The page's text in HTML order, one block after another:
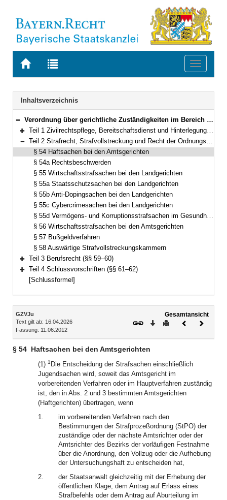
Zur
BAYERN.RECHT
Zur
letzten
Suche
Toggle
Navigation
Inhaltsverzeichnis
Bereich reduzieren
Verordnung über gerichtliche Zuständigkeiten im Bereich des Staatsministeriums der Justiz (Gerichtliche Zuständigkeitsverordnung Justiz – GZVJu) Vom 11. Juni 2012 (GVBl. S. 295) BayRS 300-3-1-J (§§ 1–62)
Bereich erweitern
Teil 1 Zivilrechtspflege, Bereitschaftsdienst und Hinterlegung (§§ 1–53)
Bereich reduzieren
Teil 2 Strafrecht, Strafvollstreckung und Recht der Ordnungswidrigkeiten (§§ 54–58)
§ 54 Haftsachen bei den Amtsgerichten
§ 54a Rechtsbeschwerden
§ 55 Wirtschaftsstrafsachen bei den Landgerichten
§ 55a Staatsschutzsachen bei den Landgerichten
§ 55b Anti-Dopingsachen bei den Landgerichten
§ 55c Cybercrimesachen bei den Landgerichten
§ 55d Vermögens- und Korruptionsstrafsachen im Gesundheitswesen bei den Landgerichten
§ 56 Wirtschaftsstrafsachen bei den Amtsgerichten
§ 57 Bußgeldverfahren
§ 58 Auswärtige Strafvollstreckungskammern
Bereich erweitern
Teil 3 Berufsrecht (§§ 59–60)
Bereich erweitern
Teil 4 Schlussvorschriften (§§ 61–62)
[Schlussformel]
Inhalt
GZVJu
Text gilt ab: 16.04.2026
Fassung: 11.06.2012
Gesamtansicht
Download
DruckenVorheriges
§ 54 Haftsachen bei den Amtsgerichten
(1) 1 Die Entscheidung der Strafsachen einschließlich
Jugendsachen wird, soweit das Amtsgericht im
vorbereitenden Verfahren oder im Hauptverfahren zuständig
ist, den in Abs. 2 und 3 bestimmten Amtsgerichten
(Haftgerichten) übertragen, wenn
1.
im vorbereitenden Verfahren nach den
Bestimmungen der Strafprozeßordnung (StPO) der
zuständige oder der nächste Amtsrichter oder der
Amtsrichter des Bezirks der vorläufigen Festnahme
über die Anordnung, den Vollzug oder die Aufhebung
der Untersuchungshaft zu entscheiden hat,
2.
der Staatsanwalt gleichzeitig mit der Erhebung der
öffentlichen Klage, dem Antrag auf Erlass eines
Strafbefehls oder dem Antrag auf Aburteilung im